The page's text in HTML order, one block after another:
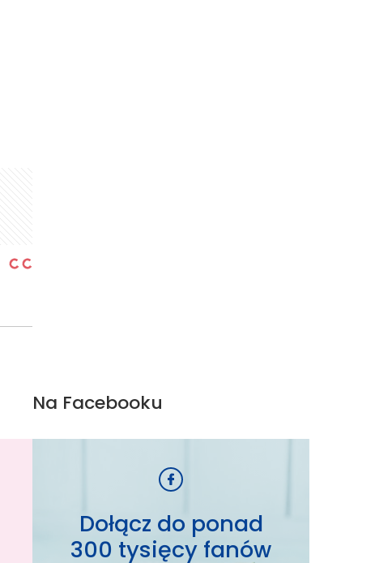
Na Facebooku
Dołącz do ponad
300 tysięcy fanów